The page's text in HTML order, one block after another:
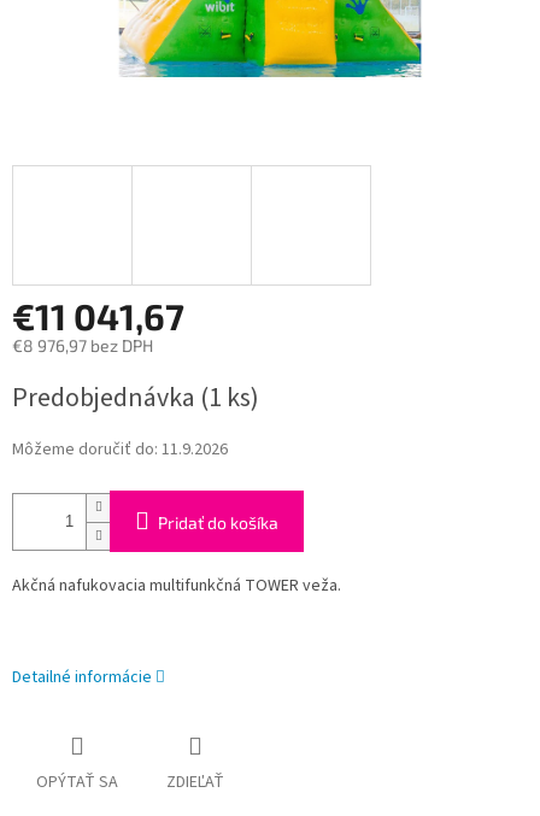
€11 041,67
€8 976,97 bez DPH
cena:
Predobjednávka (1 ks)
Môžeme doručiť do: 11.9.2026
Pridať do košíka
Akčná nafukovacia multifunkčná TOWER veža.
Detailné informácie
OPÝTAŤ SA ZDIEĽAŤ